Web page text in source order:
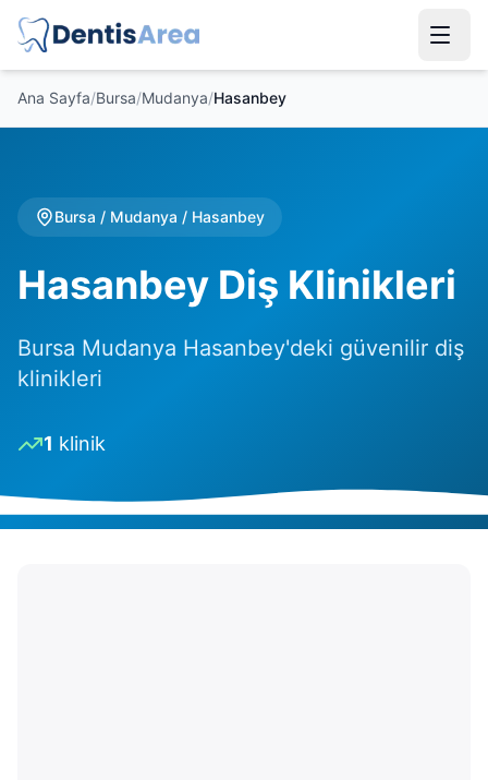
Ana Sayfa/Bursa/Mudanya/Hasanbey
Bursa / Mudanya / Hasanbey
Hasanbey Diş Klinikleri
Bursa Mudanya Hasanbey'deki güvenilir diş
klinikleri
1 klinik